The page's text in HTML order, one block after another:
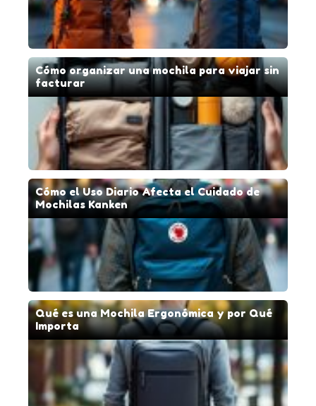
Cómo organizar una mochila para viajar sin
facturar
Cómo el Uso Diario Afecta el Cuidado de
Mochilas Kanken
Qué es una Mochila Ergonómica y por Qué
Importa